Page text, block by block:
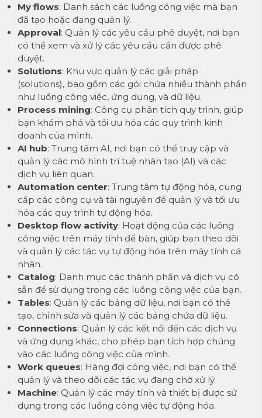
My flows: Danh sách các luồng công việc mà bạn
đã tạo hoặc đang quản lý.
Approval: Quản lý các yêu cầu phê duyệt, nơi bạn
có thể xem và xử lý các yêu cầu cần được phê
duyệt.
Solutions: Khu vực quản lý các giải pháp
(solutions), bao gồm các gói chứa nhiều thành phần
như luồng công việc, ứng dụng, và dữ liệu.
Process mining: Công cụ phân tích quy trình, giúp
bạn khám phá và tối ưu hóa các quy trình kinh
doanh của mình.
AI hub: Trung tâm AI, nơi bạn có thể truy cập và
quản lý các mô hình trí tuệ nhân tạo (AI) và các
dịch vụ liên quan.
Automation center: Trung tâm tự động hóa, cung
cấp các công cụ và tài nguyên để quản lý và tối ưu
hóa các quy trình tự động hóa.
Desktop flow activity: Hoạt động của các luồng
công việc trên máy tính để bàn, giúp bạn theo dõi
và quản lý các tác vụ tự động hóa trên máy tính cá
nhân.
Catalog: Danh mục các thành phần và dịch vụ có
sẵn để sử dụng trong các luồng công việc của bạn.
Tables: Quản lý các bảng dữ liệu, nơi bạn có thể
tạo, chỉnh sửa và quản lý các bảng chứa dữ liệu.
Connections: Quản lý các kết nối đến các dịch vụ
và ứng dụng khác, cho phép bạn tích hợp chúng
vào các luồng công việc của mình.
Work queues: Hàng đợi công việc, nơi bạn có thể
quản lý và theo dõi các tác vụ đang chờ xử lý.
Machine: Quản lý các máy tính và thiết bị được sử
dụng trong các luồng công việc tự động hóa.